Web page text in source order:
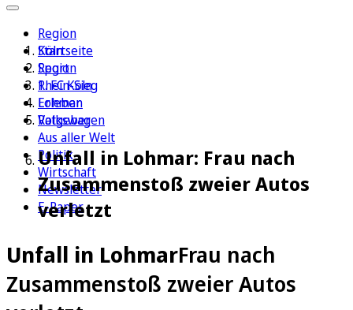
Region
Köln
Sport
1. FC Köln
Erleben
Ratgeber
Aus aller Welt
Politik
Wirtschaft
Newsletter
E-Paper
Startseite
Region
Rhein-Sieg
Lohmar
Volkswagen
Unfall in Lohmar: Frau nach
Zusammenstoß zweier Autos
verletzt
Unfall in LohmarFrau nach
Zusammenstoß zweier Autos